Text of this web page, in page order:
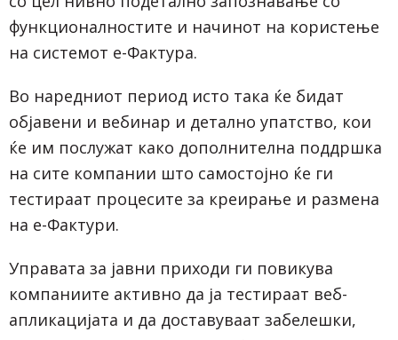
функционалностите и начинот на користење
на системот е-Фактура.
Во наредниот период исто така ќе бидат
објавени и вебинар и детално упатство, кои
ќе им послужат како дополнителна поддршка
на сите компании што самостојно ќе ги
тестираат процесите за креирање и размена
на е-Фактури.
Управата за јавни приходи ги повикува
компаниите активно да ја тестираат веб-
апликацијата и да доставуваат забелешки,